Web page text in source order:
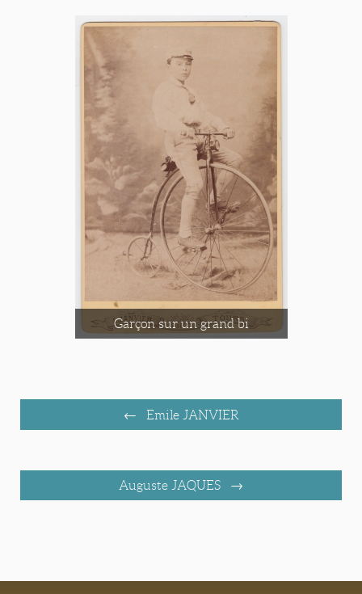
Garçon sur un grand bi
Emile JANVIER
Auguste JAQUES